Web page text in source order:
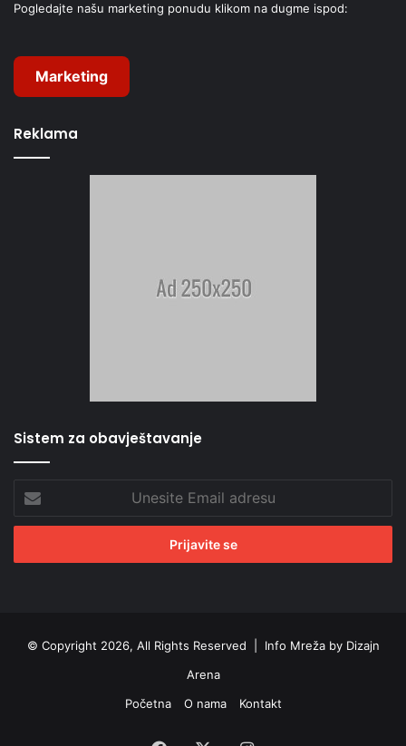
Pogledajte našu marketing ponudu klikom na dugme ispod:
Marketing
Reklama
Sistem za obavještavanje
Email
adresu
© Copyright 2026, All Rights Reserved | Info Mreža by Dizajn
Arena
Početna
O nama Kontakt